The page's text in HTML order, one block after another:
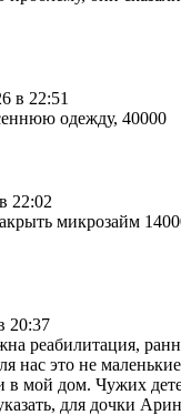
в 22:51
одежду, 40000
в 22:02
микрозайм
20:37
реабилитация,
нас это не
мой дом. Чужих
для дочки